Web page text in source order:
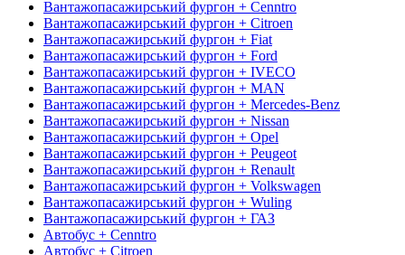
Вантажопасажирський фургон + Cenntro
Вантажопасажирський фургон + Citroen
Вантажопасажирський фургон + Fiat
Вантажопасажирський фургон + Ford
Вантажопасажирський фургон + IVECO
Вантажопасажирський фургон + MAN
Вантажопасажирський фургон + Mercedes-Benz
Вантажопасажирський фургон + Nissan
Вантажопасажирський фургон + Opel
Вантажопасажирський фургон + Peugeot
Вантажопасажирський фургон + Renault
Вантажопасажирський фургон + Volkswagen
Вантажопасажирський фургон + Wuling
Вантажопасажирський фургон + ГАЗ
Автобус + Cenntro
Автобус + Citroen